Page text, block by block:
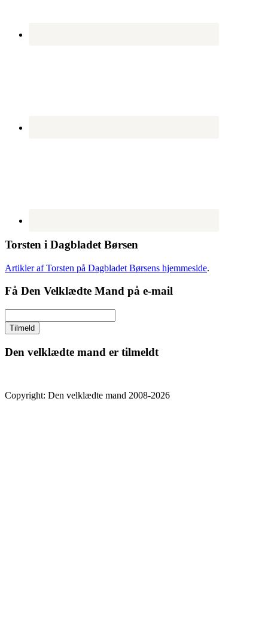
Torsten i Dagbladet Børsen
Artikler af Torsten på Dagbladet Børsens hjemmeside.
Få Den Velklædte Mand på e-mail
Den velklædte mand er tilmeldt
Copyright: Den velklædte mand 2008-2026